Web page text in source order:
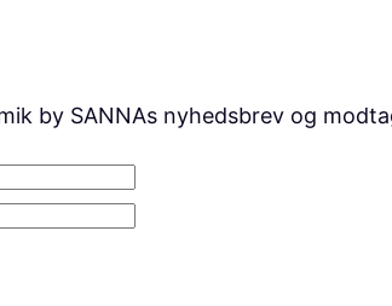
by SANNAs nyhedsbrev og